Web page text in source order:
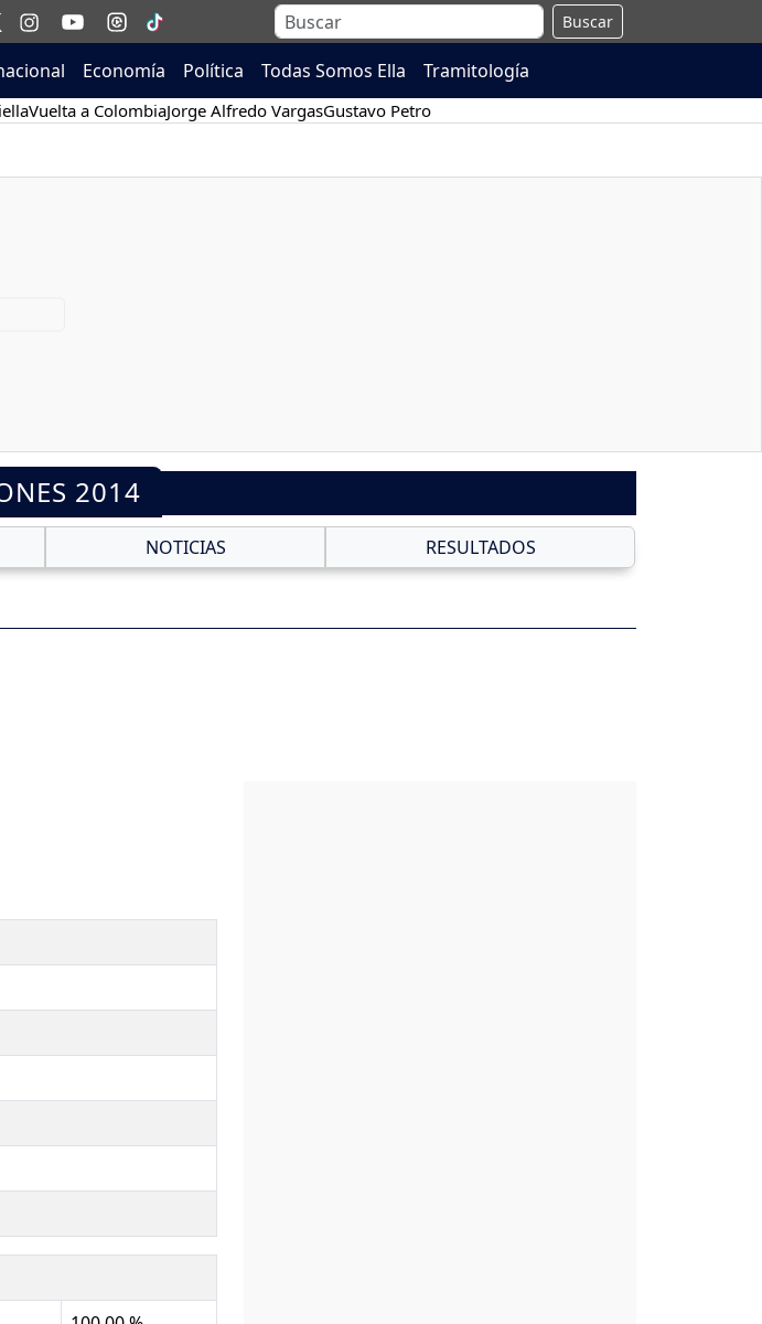
Buscar
Economía Política Todas Somos Ella Tramitología
Vuelta a ColombiaJorge Alfredo VargasGustavo Petro
2014
NOTICIAS RESULTADOS